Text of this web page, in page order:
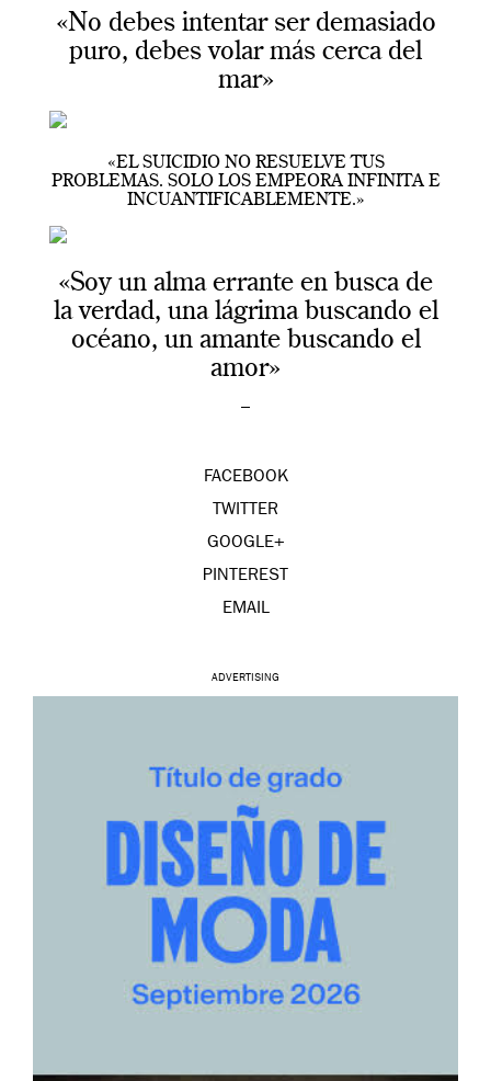
«No debes intentar ser demasiado
puro, debes volar más cerca del
mar»
«EL SUICIDIO NO RESUELVE TUS
PROBLEMAS. SOLO LOS EMPEORA INFINITA E
INCUANTIFICABLEMENTE.»
«Soy un alma errante en busca de
la verdad, una lágrima buscando el
océano, un amante buscando el
amor»
–
FACEBOOK
TWITTER
GOOGLE+
PINTEREST
EMAIL
ADVERTISING